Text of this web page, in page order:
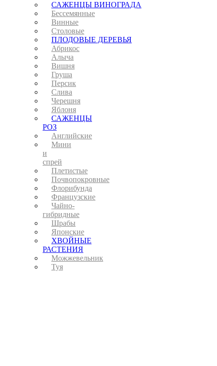
САЖЕНЦЫ ВИНОГРАДА
Бессемянные
Винные
Столовые
ПЛОДОВЫЕ ДЕРЕВЬЯ
Абрикос
Алыча
Вишня
Груша
Персик
Слива
Черешня
Яблоня
САЖЕНЦЫ
РОЗ
Английские
Мини
и
спрей
Плетистые
Почвопокровные
Флорибунда
Французские
Чайно-
гибридные
Шрабы
Японские
ХВОЙНЫЕ
РАСТЕНИЯ
Можжевельник
Туя